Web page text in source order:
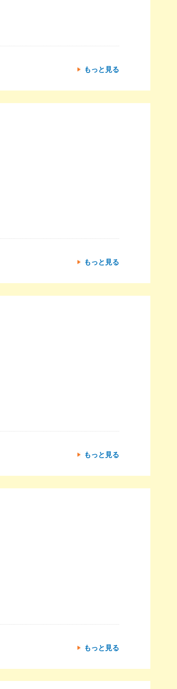
もっと見る
もっと見る
もっと見る
もっと見る